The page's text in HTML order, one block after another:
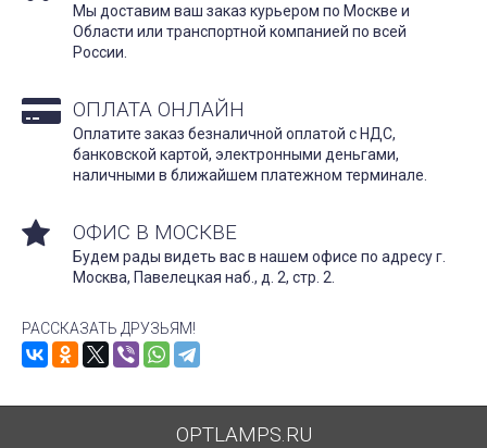
Мы доставим ваш заказ курьером по Москве и
Области или транспортной компанией по всей
России.
ОПЛАТА ОНЛАЙН
Оплатите заказ безналичной оплатой с НДС,
банковской картой, электронными деньгами,
наличными в ближайшем платежном терминале.
ОФИС В МОСКВЕ
Будем рады видеть вас в нашем офисе по адресу г.
Москва, Павелецкая наб., д. 2, стр. 2.
РАССКАЗАТЬ ДРУЗЬЯМ!
OPTLAMPS.RU